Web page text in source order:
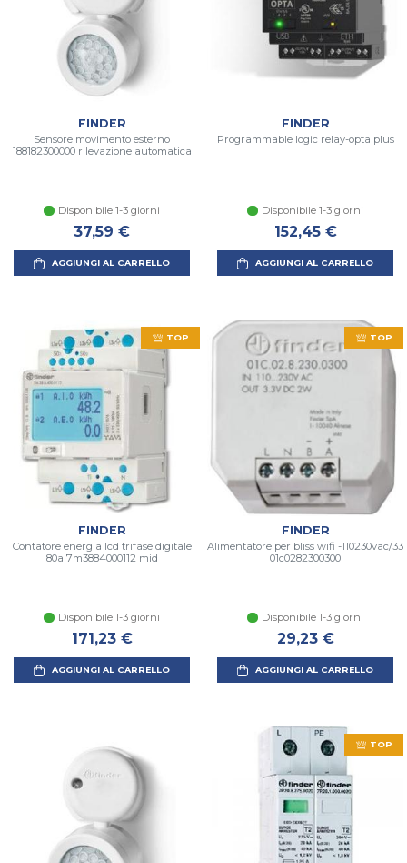
FINDER
Sensore movimento esterno
188182300000 rilevazione automatica
Disponibile 1-3 giorni
37,59 €
AGGIUNGI AL CARRELLO
FINDER
Programmable logic relay-opta plus
Disponibile 1-3 giorni
152,45 €
AGGIUNGI AL CARRELLO
TOP
FINDER
Contatore energia lcd trifase digitale
80a 7m3884000112 mid
Disponibile 1-3 giorni
171,23 €
AGGIUNGI AL CARRELLO
TOP
FINDER
Alimentatore per bliss wifi -110230vac/33
01c0282300300
Disponibile 1-3 giorni
29,23 €
AGGIUNGI AL CARRELLO
TOP